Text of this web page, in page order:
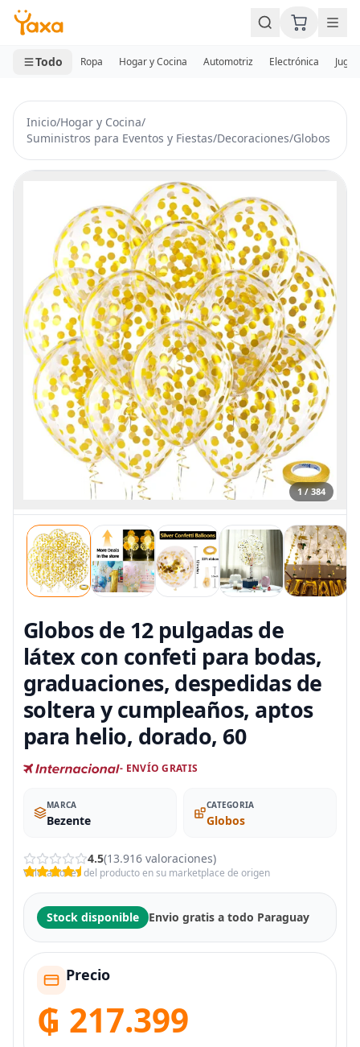
MINI CARRITO
0 productos
Todo Ropa Hogar y Cocina Automotriz Electrónica
Inicio/Hogar y Cocina/
Suministros para Eventos y Fiestas/Decoraciones/Globos
1 / 384
Globos de 12 pulgadas de
látex con confeti para bodas,
graduaciones, despedidas de
soltera y cumpleaños, aptos
para helio, dorado, 60
- ENVÍO GRATIS
MARCA
Bezente
CATEGORIA
Globos
4.5(13.916 valoraciones)
Valoraciones del producto en su marketplace de origen
Stock disponible Envio gratis a todo Paraguay
Precio
₲ 217.399